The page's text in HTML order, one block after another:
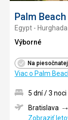
Palm
Egypt -
Výborné
Na
Viac o Palm
5 dní / 3 noci
Bratislava
Zobraziť